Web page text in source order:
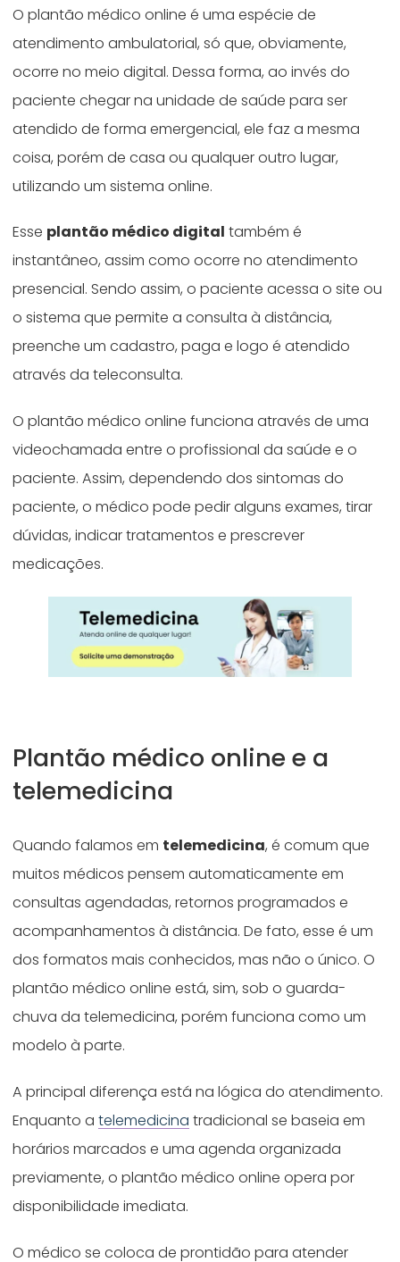
O plantão médico online é uma espécie de
atendimento ambulatorial, só que, obviamente,
ocorre no meio digital. Dessa forma, ao invés do
paciente chegar na unidade de saúde para ser
atendido de forma emergencial, ele faz a mesma
coisa, porém de casa ou qualquer outro lugar,
utilizando um sistema online.
Esse plantão médico digital também é
instantâneo, assim como ocorre no atendimento
presencial. Sendo assim, o paciente acessa o site ou
o sistema que permite a consulta à distância,
preenche um cadastro, paga e logo é atendido
através da teleconsulta.
O plantão médico online funciona através de uma
videochamada entre o profissional da saúde e o
paciente. Assim, dependendo dos sintomas do
paciente, o médico pode pedir alguns exames, tirar
dúvidas, indicar tratamentos e prescrever
medicações.
Plantão médico online e a
telemedicina
Quando falamos em telemedicina, é comum que
muitos médicos pensem automaticamente em
consultas agendadas, retornos programados e
acompanhamentos à distância. De fato, esse é um
dos formatos mais conhecidos, mas não o único. O
plantão médico online está, sim, sob o guarda-
chuva da telemedicina, porém funciona como um
modelo à parte.
A principal diferença está na lógica do atendimento.
Enquanto atelemedicina tradicional se baseia em
horários marcados e uma agenda organizada
previamente, o plantão médico online opera por
disponibilidade imediata.
O médico se coloca de prontidão para atender